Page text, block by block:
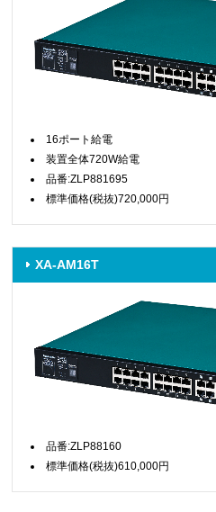
16ポート給電
装置全体720W給電
品番:ZLP881695
標準価格(税抜)720,000円
XA-AM16T
品番:ZLP88160
標準価格(税抜)610,000円